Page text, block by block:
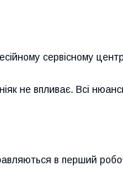
сервісному
не впливає. Всі
в перший